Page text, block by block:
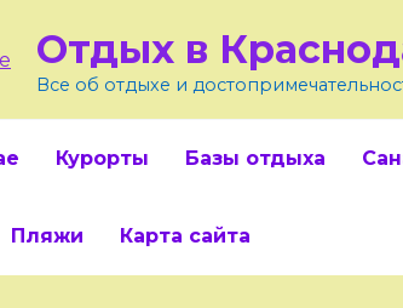
Отдых в
Все об отдыхе и
Курорты Базы отдыха
Пляжи Карта сайта